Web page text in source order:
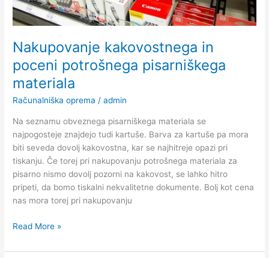
Nakupovanje kakovostnega in
poceni potrošnega pisarniškega
materiala
Računalniška oprema /admin
Na seznamu obveznega pisarniškega materiala se
najpogosteje znajdejo tudi kartuše. Barva za kartuše pa mora
biti seveda dovolj kakovostna, kar se najhitreje opazi pri
tiskanju. Če torej pri nakupovanju potrošnega materiala za
pisarno nismo dovolj pozorni na kakovost, se lahko hitro
pripeti, da bomo tiskalni nekvalitetne dokumente. Bolj kot cena
nas mora torej pri nakupovanju
Nakupovanje
in
Read More »